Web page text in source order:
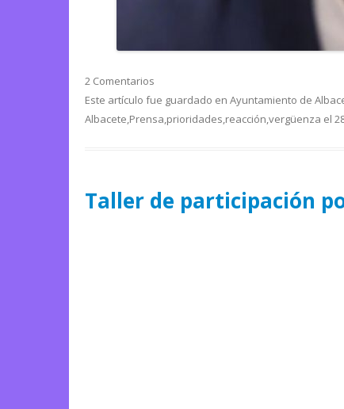
2 Comentarios
Este artículo fue guardado en Ayuntamiento de
Albacete,Prensa,prioridades,reacción,vergüenza el
Taller de participación